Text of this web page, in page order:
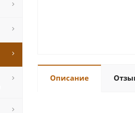
Описание